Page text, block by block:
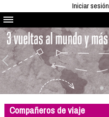
Iniciar sesión
Quienes somos
El proyecto
Blog
Viaja con nosotros
Camino solidario
Libros
Compañeros de viaje